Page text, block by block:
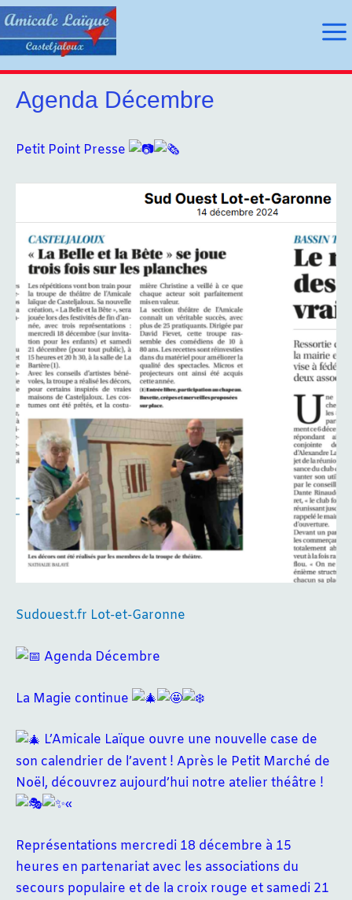
au
contenu
Agenda Décembre
Petit Point Presse
Sudouest.fr Lot-et-Garonne
Agenda Décembre
La Magie continue
L’Amicale Laïque ouvre une nouvelle case de
son calendrier de l’avent ! Après le Petit Marché de
Noël, découvrez aujourd’hui notre atelier théâtre !
«
Représentations mercredi 18 décembre à 15
heures en partenariat avec les associations du
secours populaire et de la croix rouge et samedi 21